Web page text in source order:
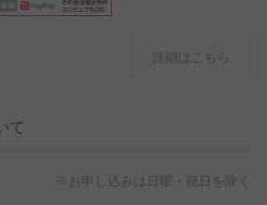
詳細はこちら
て
※お申し込みは日曜・祝日を除く